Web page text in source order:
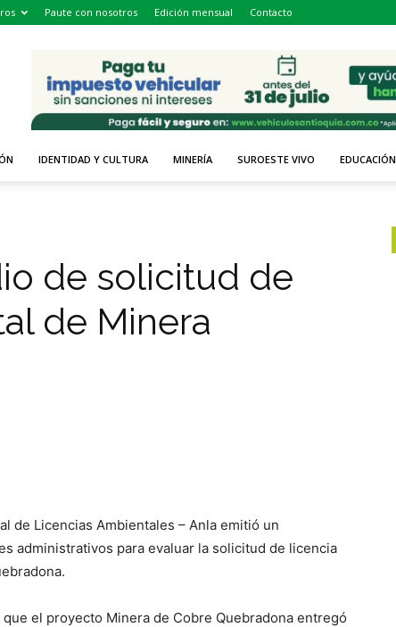
Paute con nosotros Edición mensual Contacto
IDENTIDAD Y CULTURA MINERÍA SUROESTE VIVO EDUCACIÓN
de solicitud de
de Minera
de Licencias Ambientales – Anla emitió un
administrativos para evaluar la solicitud de licencia
el proyecto Minera de Cobre Quebradona entregó